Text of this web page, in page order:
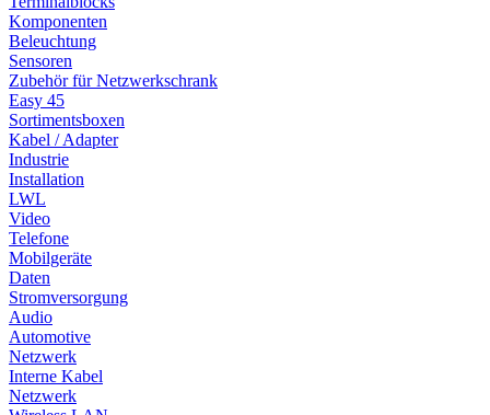
Komponenten
Beleuchtung
Sensoren
Zubehör für Netzwerkschrank
Easy 45
Sortimentsboxen
Kabel / Adapter
Industrie
Installation
LWL
Video
Telefone
Mobilgeräte
Daten
Stromversorgung
Audio
Automotive
Netzwerk
Interne Kabel
Netzwerk